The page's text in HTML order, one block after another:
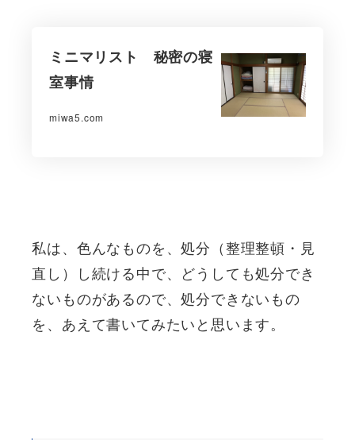
ミニマリスト 秘密の寝
室事情
miwa5.com
私は、色んなものを、処分（整理整頓・見
直し）し続ける中で、どうしても処分でき
ないものがあるので、処分できないもの
を、あえて書いてみたいと思います。